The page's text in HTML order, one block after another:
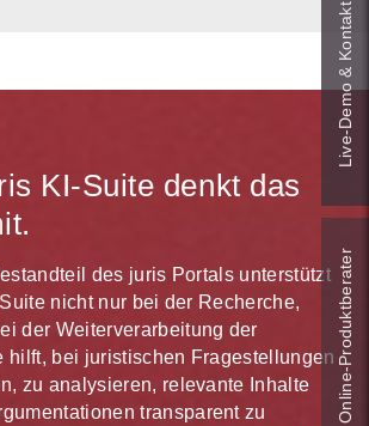
KI-Suite denkt das
des juris Portals unterstützt
nicht nur bei der Recherche,
der Weiterverarbeitung der
hilft, bei juristischen Fragestellungen
zu analysieren, relevante Inhalte
transparent zu
Live‑Demo & Kontakt
Online-Produkt­berater